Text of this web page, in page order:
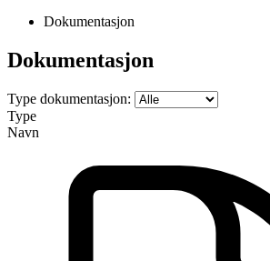
Dokumentasjon
Dokumentasjon
Type dokumentasjon:
Type
Navn